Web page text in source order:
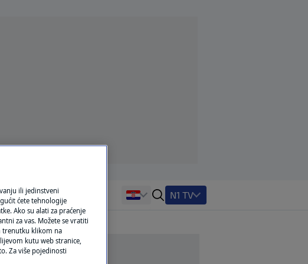
N1 TV
ili jedinstveni
ćete tehnologije
Ako su alati za praćenje
za vas. Možete se vratiti
trenutku klikom na
kutu web stranice,
Za više pojedinosti